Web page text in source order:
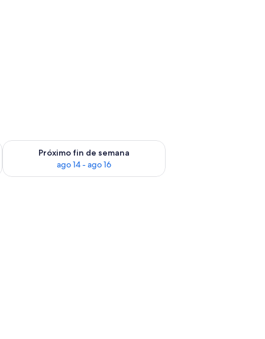
semana, ago 7 - ago 9
Próximo fin de semana
ago 14 - ago 16
Consulta la disponibilidad para el próximo fin de semana,
a la izquierda.